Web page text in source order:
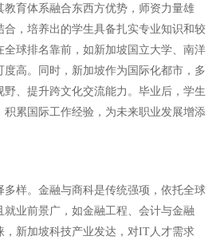
教育体系融合东西方优势，师资力量雄
合，培养出的学生具备扎实专业知识和较
球排名靠前，如新加坡国立大学、南洋
高。同时，新加坡作为国际化都市，多
野、提升跨文化交流能力。毕业后，学生
累国际工作经验，为未来职业发展增添
多样。金融与商科是传统强项，依托全球
业前景广，如金融工程、会计与金融
，新加坡科技产业发达，对IT人才需求